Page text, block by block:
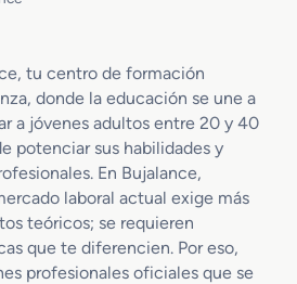
tu centro de formación
donde la educación se une a
a jóvenes adultos entre 20 y 40
potenciar sus habilidades y
En Bujalance,
laboral actual exige más
teóricos; se requieren
que te diferencien. Por eso,
profesionales oficiales que se